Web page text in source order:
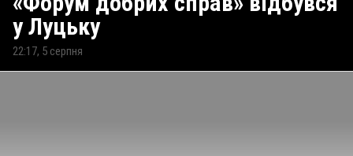
у Луцьку
22:17, 5 серпня